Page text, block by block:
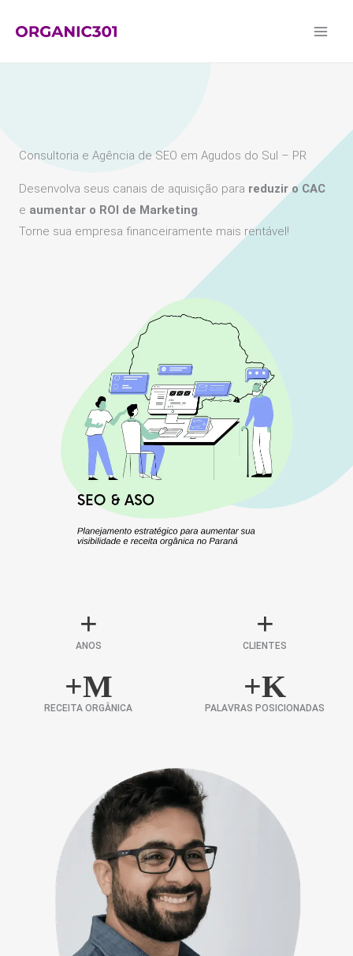
para
Consultoria e Agência de SEO em Agudos do Sul – PR
Desenvolva seus canais de aquisição para reduzir o CAC
e aumentar o ROI de Marketing.
Torne sua empresa financeiramente mais rentável!
+
ANOS
+
CLIENTES
+M
RECEITA ORGÂNICA
+K
PALAVRAS POSICIONADAS